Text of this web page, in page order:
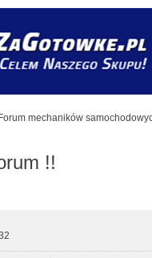
Forum mechaników
!!